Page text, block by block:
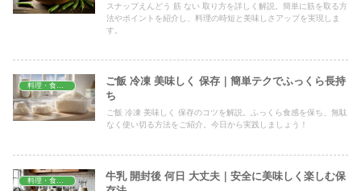
スナップえんどう 筋 ない 取り方を詳しく解説。簡単に筋を取る方
法やポイントを紹介し、料理の時短と美味しさアップを実現しま
す。
ご飯 冷凍 美味しく 保存｜簡単テクでふっくら長持
ち
ご飯 冷凍 美味しく 保存のコツを解説。ふっくら食感を保ち、無駄
なく使い切る方法をご紹介。今日から実践しましょう！
牛乳 開封後 何日 大丈夫｜安全に美味しく楽しむ保